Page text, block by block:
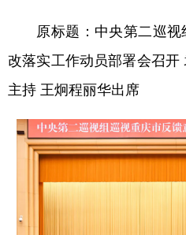
原标题：中央第二巡
改落实工作动员部署会召
主持 王炯程丽华出席